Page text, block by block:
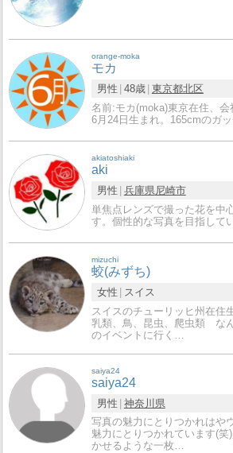
orange-moka
モカ
男性 48歳 東京都北区
名前:モカ(moka)東京在住、
6月24日生まれ。165cmのガ
akiatoshiaki
aki
男性 兵庫県 尼崎市
単焦点レンズで撮った花を中
す。個性的な写真を目指して
mizuchi
蛟(みずち)
女性
スイス
スイスのチューリッヒ州在住
乳類、鳥、昆虫、爬虫類 な
のイベントに行く…
saiya24
saiya24
男性 神奈川県
写真の魅力にとりつかれはや
魅力にとりつかれています(
かせるような一枚…